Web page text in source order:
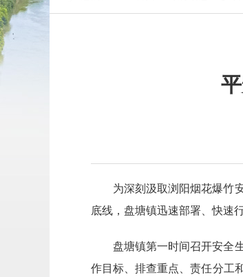
为深刻汲取浏阳烟花爆竹
底线，盘塘镇迅速部署、快速
盘塘镇第一时间召开安全
作目标、排查重点、责任分工